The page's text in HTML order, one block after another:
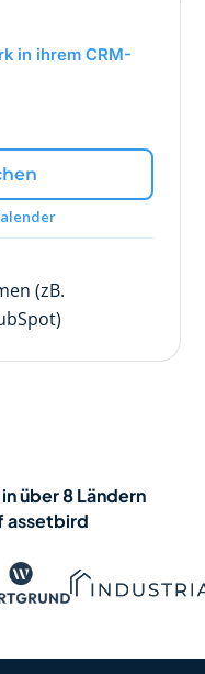
in ihrem CRM-
(zB.
über 8 Ländern
assetbird